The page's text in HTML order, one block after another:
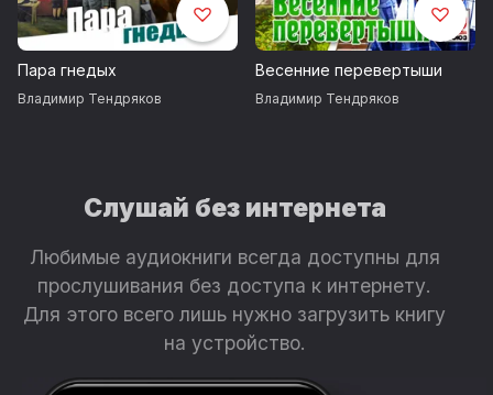
Пара гнедых
Владимир Тендряков
Весенние перевертыши
Владимир Тендряков
Слушай без интернета
Любимые аудиокниги всегда доступны для
прослушивания без доступа к интернету.
Для этого всего лишь нужно загрузить книгу
на устройство.